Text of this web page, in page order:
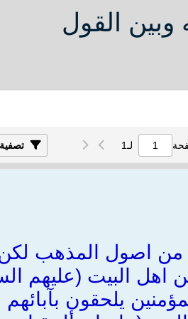
وبين القول
لـ1
من اصول المذهب
اهل البيت (عليهم
يلحقون بآبائهم